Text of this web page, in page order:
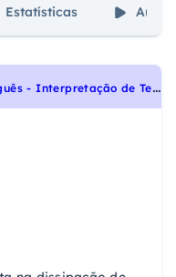
Estatísticas Aulas
U
EFS 2009 - Português - Interpretação de Textos, Noções Gerais de Compreensão e Interpretação de Texto